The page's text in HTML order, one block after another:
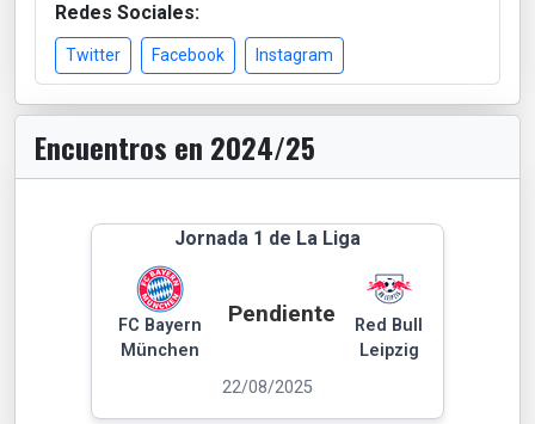
Redes Sociales:
Twitter Facebook Instagram
Encuentros en 2024/25
Jornada 1 de La Liga
FC Bayern
München
Pendiente
Red Bull
Leipzig
22/08/2025